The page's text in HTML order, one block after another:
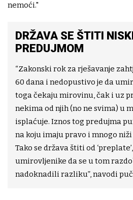
nemoći."
DRŽAVA SE ŠTITI
PREDUJMOM
“Zakonski rok za rješavanje
60 dana i nedopustivo je da
toga čekaju mirovinu, čak i uz
nekima od njih (no ne svima) u
isplaćuje. Iznos tog predujma
na koju imaju pravo i mnogo
Tako se država štiti od
umirovljenike da se u tom
nadoknadili razliku”, navodi